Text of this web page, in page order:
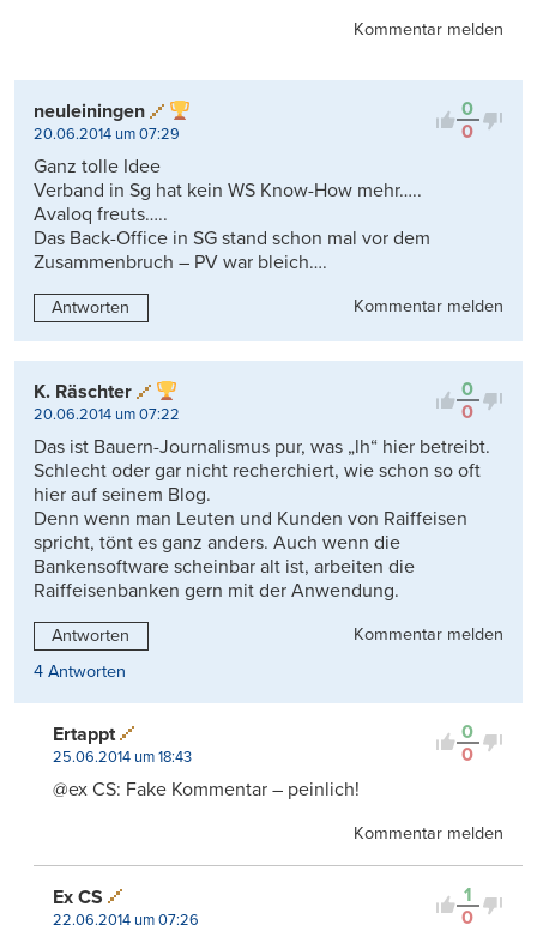
Kommentar melden
0
0
neuleiningen
20.06.2014 um 07:29
Ganz tolle Idee
Verband in Sg hat kein WS Know-How mehr…..
Avaloq freuts…..
Das Back-Office in SG stand schon mal vor dem
Zusammenbruch – PV war bleich….
Antworten Kommentar melden
0
0
K. Räschter
20.06.2014 um 07:22
Das ist Bauern-Journalismus pur, was „lh“ hier betreibt.
Schlecht oder gar nicht recherchiert, wie schon so oft
hier auf seinem Blog.
Denn wenn man Leuten und Kunden von Raiffeisen
spricht, tönt es ganz anders. Auch wenn die
Bankensoftware scheinbar alt ist, arbeiten die
Raiffeisenbanken gern mit der Anwendung.
Antworten
Kommentar melden
4 Antworten
0
0
Ertappt
25.06.2014 um 18:43
@ex CS: Fake Kommentar – peinlich!
Kommentar melden
1
0
Ex CS
22.06.2014 um 07:26